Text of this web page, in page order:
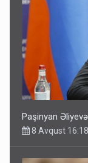
Paşinyan
8 Avqust 16:18